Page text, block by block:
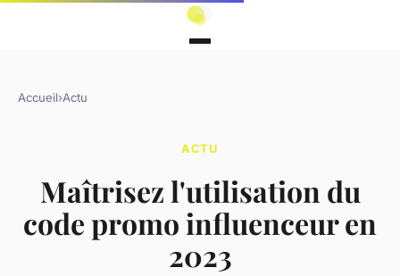
Accueil›Actu
ACTU
Maîtrisez l'utilisation du
code promo influenceur en
2023